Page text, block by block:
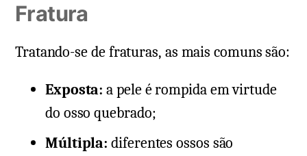
Fratura
Tratando-se de fraturas, as mais comuns são:
Exposta:a pele é rompida em virtude
do osso quebrado;
Múltipla:diferentes ossos são